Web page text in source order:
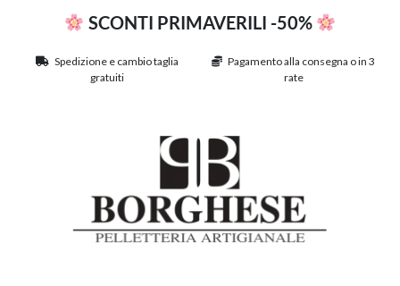
SCONTI PRIMAVERILI -50%
Spedizione e cambio taglia
gratuiti
Pagamento alla consegna o in 3
rate